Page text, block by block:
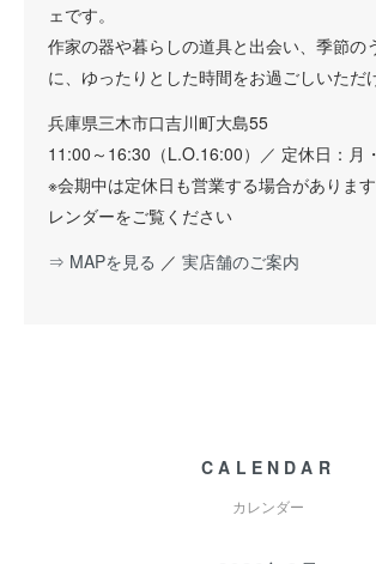
ェです。
作家の器や暮らしの道具と出会い、季節の
に、ゆったりとした時間をお過ごしいただ
兵庫県三木市口吉川町大島55
11:00～16:30（L.O.16:00）／ 定休日：月
※会期中は定休日も営業する場合がありま
レンダーをご覧ください
⇒ MAPを見る ／ 実店舗のご案内
CALENDAR
カレンダー